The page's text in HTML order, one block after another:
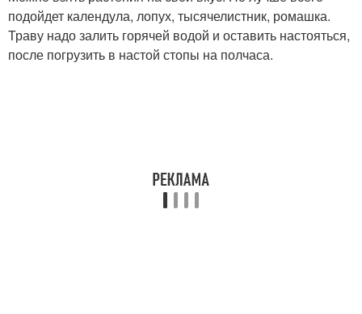
подойдет календула, лопух, тысячелистник, ромашка.
Траву надо залить горячей водой и оставить настояться,
после погрузить в настой стопы на полчаса.